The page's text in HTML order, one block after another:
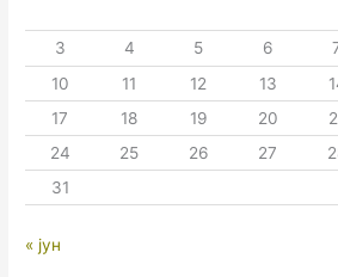
3
4 5 6
10
11 12 13
17
18 19 20
24
25 26 27
31
« јун